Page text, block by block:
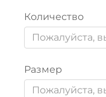
Количество
Пожалуйста,
Размер
Пожалуйста,